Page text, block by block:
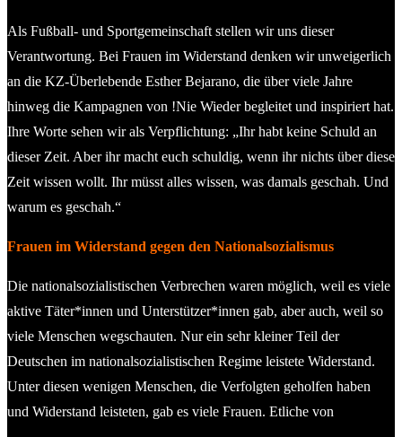
Als Fußball- und Sportgemeinschaft stellen wir uns dieser
Verantwortung. Bei Frauen im Widerstand denken wir unweigerlich
an die KZ-Überlebende Esther Bejarano, die über viele Jahre
hinweg die Kampagnen von !Nie Wieder begleitet und inspiriert hat.
Ihre Worte sehen wir als Verpflichtung: „Ihr habt keine Schuld an
dieser Zeit. Aber ihr macht euch schuldig, wenn ihr nichts über diese
Zeit wissen wollt. Ihr müsst alles wissen, was damals geschah. Und
warum es geschah.“
Frauen im Widerstand gegen den Nationalsozialismus
Die nationalsozialistischen Verbrechen waren möglich, weil es viele
aktive Täter*innen und Unterstützer*innen gab, aber auch, weil so
viele Menschen wegschauten. Nur ein sehr kleiner Teil der
Deutschen im nationalsozialistischen Regime leistete Widerstand.
Unter diesen wenigen Menschen, die Verfolgten geholfen haben
und Widerstand leisteten, gab es viele Frauen. Etliche von